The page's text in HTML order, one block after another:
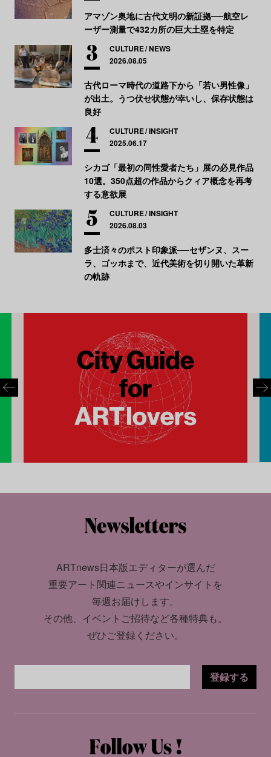
アマゾン奥地に古代文明の新証拠──航空レ
ーザー測量で432カ所の巨大土塁を特定
CULTURE NEWS
2026.08.05
古代ローマ時代の道路下から「若い男性像」
が出土。うつ伏せ状態が幸いし、保存状態は
良好
CULTURE INSIGHT
2025.06.17
シカゴ「最初の同性愛者たち」展の必見作品
10選。350点超の作品からクィア概念を再考
する意欲展
CULTURE INSIGHT
2026.08.03
多士済々のポスト印象派──セザンヌ、スー
ラ、ゴッホまで、近代美術を切り開いた革新
の軌跡
ARTnews日本版エディターが選んだ
重要アート関連ニュースやインサイトを
毎週お届けします。
その他、イベントご招待など各種特典も。
ぜひご登録ください。
登録する